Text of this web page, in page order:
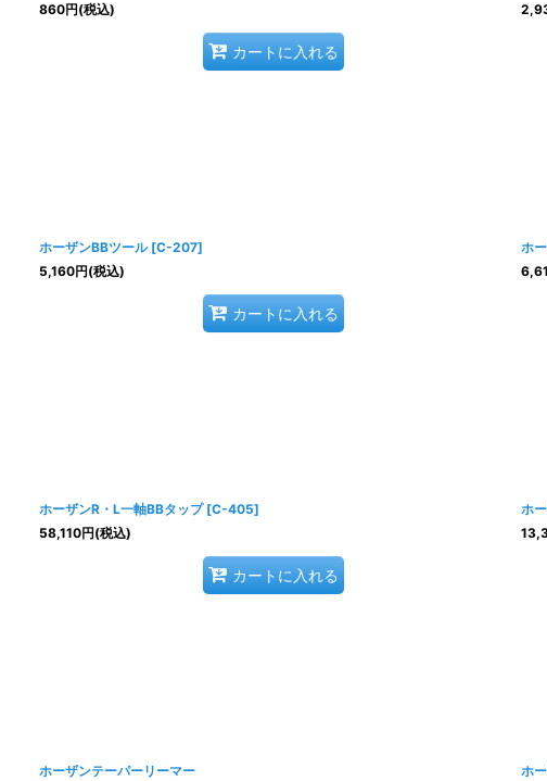
860円(税込)
カートに入れる
ホーザンBBツール [C-207]
5,160円(税込)
カートに入れる
ホ
ホーザンR・L一軸BBタップ [C-405]
58,110円(税込)
カートに入れる
ホ
ホーザンテーパーリーマー
ホ